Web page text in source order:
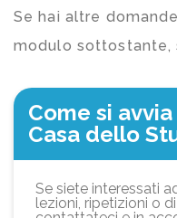
Se hai altre
modulo sottostante,
Come si
Casa dello
Se siete interessati
lezioni, ripetizioni o